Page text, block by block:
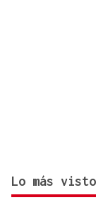
Lo más visto